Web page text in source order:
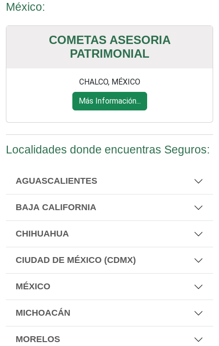
México:
COMETAS ASESORIA
PATRIMONIAL
CHALCO, MÉXICO
Más Información...
Localidades donde encuentras Seguros:
AGUASCALIENTES
BAJA CALIFORNIA
CHIHUAHUA
CIUDAD DE MÉXICO (CDMX)
MÉXICO
MICHOACÁN
MORELOS